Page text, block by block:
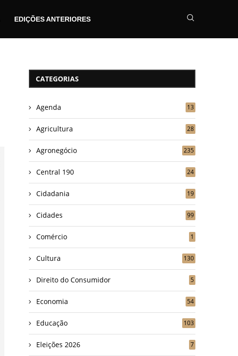
EDIÇÕES ANTERIORES
CATEGORIAS
Agenda 13
Agricultura 28
Agronegócio 235
Central 190 24
Cidadania 19
Cidades 99
Comércio 1
Cultura 130
Direito do Consumidor 5
Economia 54
Educação 103
Eleições 2026 7